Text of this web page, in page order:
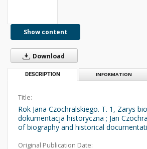
Show content
Download
DESCRIPTION INFORMATION
Title:
Rok Jana Czochralskiego. T. 1, Zarys
dokumentacja historyczna ; Jan
of biography and historical
Original Publication Date: